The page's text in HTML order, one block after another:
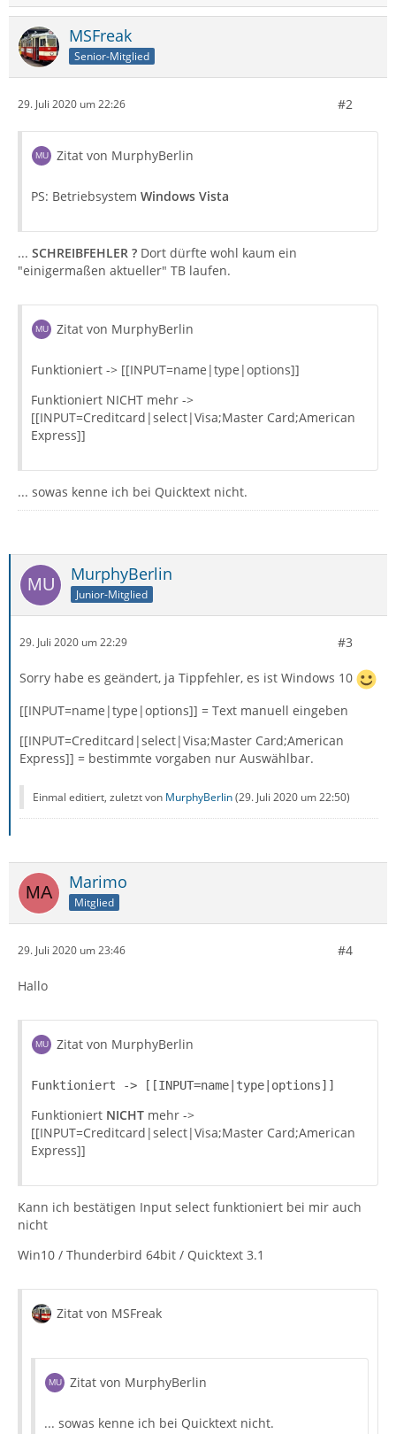
MSFreak
Senior-Mitglied
29. Juli 2020 um 22:26 #2
Zitat von MurphyBerlin
PS: Betriebsystem Windows Vista
... SCHREIBFEHLER ? Dort dürfte wohl kaum ein
"einigermaßen aktueller" TB laufen.
Zitat von MurphyBerlin
Funktioniert -> [[INPUT=name|type|options]]
Funktioniert NICHT mehr ->
[[INPUT=Creditcard|select|Visa;Master Card;American
Express]]
... sowas kenne ich bei Quicktext nicht.
MurphyBerlin
Junior-Mitglied
29. Juli 2020 um 22:29 #3
Sorry habe es geändert, ja Tippfehler, es ist Windows 10
[[INPUT=name|type|options]] = Text manuell eingeben
[[INPUT=Creditcard|select|Visa;Master Card;American
Express]] = bestimmte vorgaben nur Auswählbar.
Einmal editiert, zuletzt von MurphyBerlin(29. Juli 2020 um 22:50)
Marimo
Mitglied
29. Juli 2020 um 23:46 #4
Hallo
Zitat von MurphyBerlin
Funktioniert -> [[INPUT=name|type|options]]
Funktioniert NICHT mehr ->
[[INPUT=Creditcard|select|Visa;Master Card;American
Express]]
Kann ich bestätigen Input select funktioniert bei mir auch
nicht
Win10 / Thunderbird 64bit / Quicktext 3.1
Zitat von MSFreak
Zitat von MurphyBerlin
... sowas kenne ich bei Quicktext nicht.